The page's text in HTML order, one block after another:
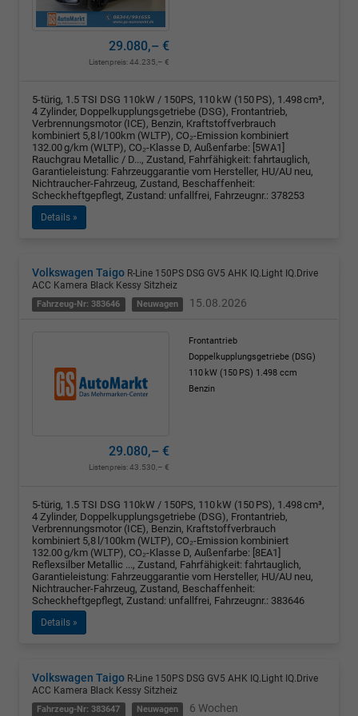
29.080,– €
Listenpreis:44.235,– €
5-türig, 1.5 TSI DSG 110kW / 150PS, 110 kW (150 PS), 1.498 cm³,
4 Zylinder, Doppelkupplungsgetriebe (DSG), Frontantrieb,
Verbrennungsmotor (ICE), Benzin, Kraftstoffverbrauch
kombiniert 5,8 l/100km (WLTP), CO₂-Emission kombiniert
132.00 g/km (WLTP), CO₂-Klasse D, Außenfarbe: [5WA1]
Rauchgrau Metallic / D..., Zustand, Fahrfähigkeit: fahrtauglich,
Garantieleistung: Fahrzeuggarantie vom Hersteller, HU/AU neu,
Nichtraucher-Fahrzeug, Zustand, Beschaffenheit:
Scheckheftgepflegt, Zustand: unfallfrei, Fahrzeugnr.: 378253
Details »
Volkswagen Taigo R-Line 150PS DSG GV5 AHK IQ.Light IQ.Drive
ACC Kamera Black Kessy Sitzheiz
Fahrzeug-Nr: 383646 Neuwagen 15.08.2026
Frontantrieb
Doppelkupplungsgetriebe (DSG)
110 kW (150 PS) 1.498 ccm
Benzin
29.080,– €
Listenpreis:43.530,– €
5-türig, 1.5 TSI DSG 110kW / 150PS, 110 kW (150 PS), 1.498 cm³,
4 Zylinder, Doppelkupplungsgetriebe (DSG), Frontantrieb,
Verbrennungsmotor (ICE), Benzin, Kraftstoffverbrauch
kombiniert 5,8 l/100km (WLTP), CO₂-Emission kombiniert
132.00 g/km (WLTP), CO₂-Klasse D, Außenfarbe: [8EA1]
Reflexsilber Metallic ..., Zustand, Fahrfähigkeit: fahrtauglich,
Garantieleistung: Fahrzeuggarantie vom Hersteller, HU/AU neu,
Nichtraucher-Fahrzeug, Zustand, Beschaffenheit:
Scheckheftgepflegt, Zustand: unfallfrei, Fahrzeugnr.: 383646
Details »
Volkswagen Taigo R-Line 150PS DSG GV5 AHK IQ.Light IQ.Drive
ACC Kamera Black Kessy Sitzheiz
Fahrzeug-Nr: 383647 Neuwagen 6 Wochen